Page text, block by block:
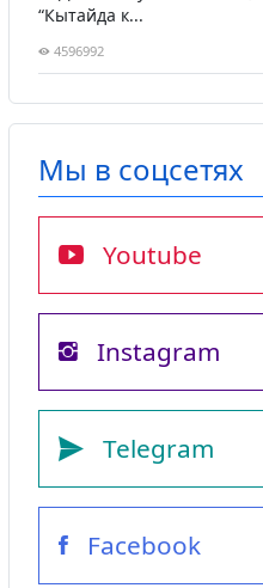
“Кытайда к...
4596992
Мы в соцсетях
Youtube
Instagram
Telegram
Facebook